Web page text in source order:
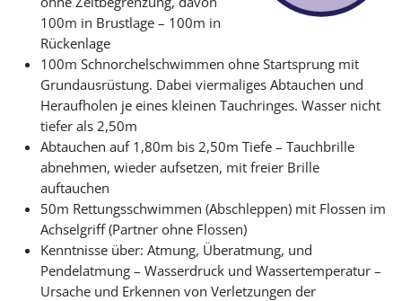
100m in Brustlage – 100m in
Rückenlage
100m Schnorchelschwimmen ohne Startsprung mit
Grundausrüstung. Dabei viermaliges Abtauchen und
Heraufholen je eines kleinen Tauchringes. Wasser nicht
tiefer als 2,50m
Abtauchen auf 1,80m bis 2,50m Tiefe – Tauchbrille
abnehmen, wieder aufsetzen, mit freier Brille
auftauchen
50m Rettungsschwimmen (Abschleppen) mit Flossen im
Achselgriff (Partner ohne Flossen)
Kenntnisse über: Atmung, Überatmung, und
Pendelatmung – Wasserdruck und Wassertemperatur –
Ursache und Erkennen von Verletzungen der